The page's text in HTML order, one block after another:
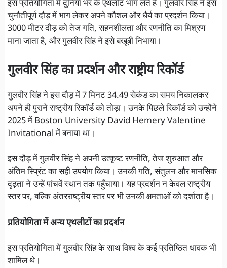
इस प्रतियोगिता में दुनिया भर के एथलीट भाग लेते हैं। गुलवीर सिंह ने इस
चुनौतीपूर्ण दौड़ में भाग लेकर अपने कौशल और धैर्य का प्रदर्शन किया।
3000 मीटर दौड़ को तेज गति, सहनशीलता और रणनीति का मिश्रण
माना जाता है, और गुलवीर सिंह ने इसे बखूबी निभाया।
गुलवीर सिंह का प्रदर्शन और राष्ट्रीय रिकॉर्ड
गुलवीर सिंह ने इस दौड़ में 7 मिनट 34.49 सेकंड का समय निकालकर
अपने ही पुराने राष्ट्रीय रिकॉर्ड को तोड़ा। उनके पिछले रिकॉर्ड को उन्होंने
2025 में Boston University David Hemery Valentine
Invitational में बनाया था।
इस दौड़ में गुलवीर सिंह ने अपनी उत्कृष्ट रणनीति, तेज शुरुआत और
अंतिम स्प्रिंट का सही उपयोग किया। उनकी गति, संतुलन और मानसिक
दृढ़ता ने उन्हें पांचवें स्थान तक पहुँचाया। यह प्रदर्शन न केवल राष्ट्रीय
स्तर पर, बल्कि अंतरराष्ट्रीय स्तर पर भी उनकी क्षमताओं को दर्शाता है।
प्रतियोगिता में अन्य एथलीटों का प्रदर्शन
इस प्रतियोगिता में गुलवीर सिंह के साथ विश्व के कई प्रतिष्ठित धावक भी
शामिल थे।